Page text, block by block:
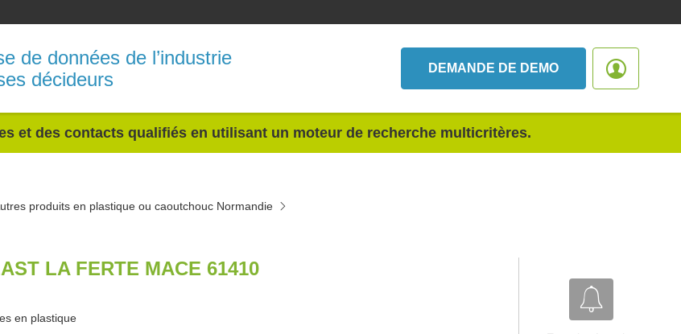
de données de l’industrie
décideurs
DEMANDE DE DEMO
et des contacts qualifiés en utilisant un moteur de recherche multicritères.
produits en plastique ou caoutchouc Normandie
LA FERTE MACE 61410
en plastique